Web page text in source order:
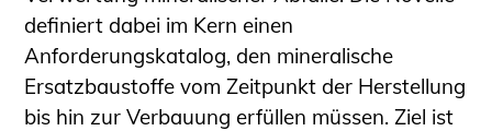
Vereinbarungen mit
Ingenieurkammern
Büronachfolge
Zusatzqualifikationen
definiert dabei im Kern einen
Anforderungskatalog, den mineralische
Ersatzbaustoffe vom Zeitpunkt der Herstellung
bis hin zur Verbauung erfüllen müssen. Ziel ist